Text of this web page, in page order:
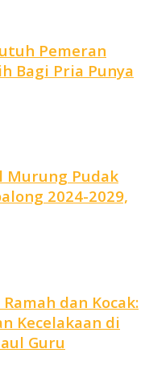
Pemeran
Bagi Pria Punya
Murung Pudak
2024-2029,
dan Kocak:
Kecelakaan di
Guru